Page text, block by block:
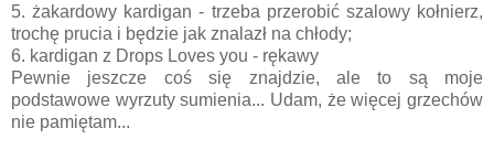
5. żakardowy kardigan - trzeba przerobić szalowy kołnierz,
trochę prucia i będzie jak znalazł na chłody;
6. kardigan z Drops Loves you - rękawy
Pewnie jeszcze coś się znajdzie, ale to są moje
podstawowe wyrzuty sumienia... Udam, że więcej grzechów
nie pamiętam...